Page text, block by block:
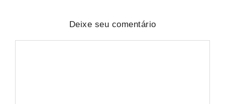
Deixe seu comentário